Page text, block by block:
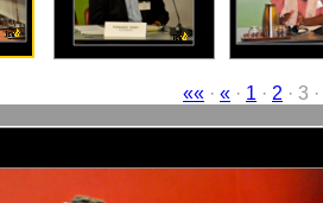
«« · « · 1 · 2 · 3 ·